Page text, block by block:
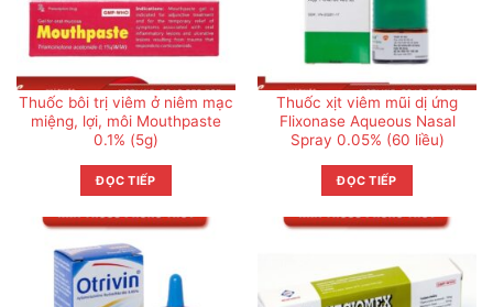
Thuốc bôi trị viêm ở niêm mạc
miệng, lợi, môi Mouthpaste
0.1% (5g)
ĐỌC TIẾP
Thuốc xịt viêm mũi dị ứng
Flixonase Aqueous Nasal
Spray 0.05% (60 liều)
ĐỌC TIẾP